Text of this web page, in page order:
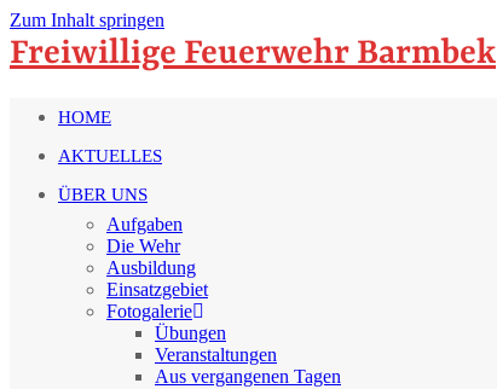
Zum Inhalt springen
Freiwillige Feuerwehr Barmbek
HOME
AKTUELLES
ÜBER UNS
Aufgaben
Die Wehr
Ausbildung
Einsatzgebiet
Fotogalerie
Übungen
Veranstaltungen
Aus vergangenen Tagen